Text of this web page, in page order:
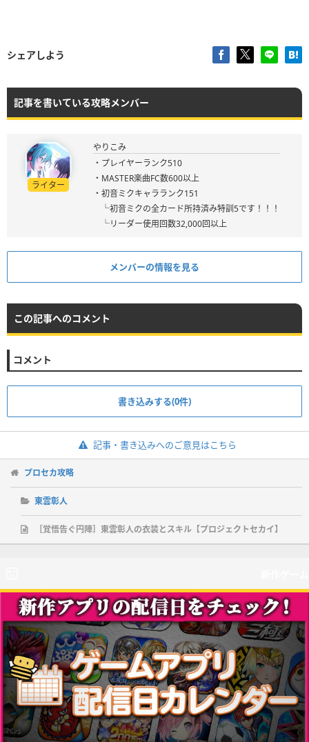
シェアしよう
記事を書いている攻略メンバー
ライター
やりこみ
・プレイヤーランク510
・MASTER楽曲FC数600以上
・初音ミクキャラランク151
└初音ミクの全カード所持済み特訓5です！！！
└リーダー使用回数32,000回以上
メンバーの情報を見る
この記事へのコメント
コメント
書き込みする(0件)
記事・書き込みへのご意見はこちら
プロセカ攻略
東雲彰人
［覚悟告ぐ円陣］東雲彰人の衣装とスキル【プロジェクトセカイ】